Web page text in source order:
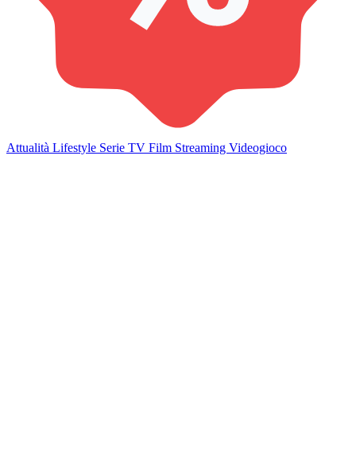
Attualità Lifestyle Serie TV Film Streaming Videogioco